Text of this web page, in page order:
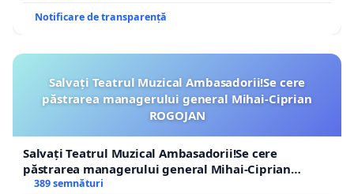
Notificare de transparență
Salvați Teatrul Muzical Ambasadorii!Se cere
păstrarea managerului general Mihai-Ciprian
ROGOJAN
Salvați Teatrul Muzical Ambasadorii!Se cere
păstrarea managerului general Mihai-Ciprian
ROGOJAN
389 semnături